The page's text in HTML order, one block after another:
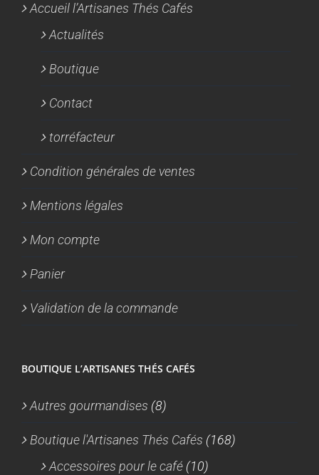
Accueil l’Artisanes Thés Cafés
Actualités
Boutique
Contact
torréfacteur
Condition générales de ventes
Mentions légales
Mon compte
Panier
Validation de la commande
BOUTIQUE L’ARTISANES THÉS CAFÉS
Autres gourmandises (8)
Boutique l'Artisanes Thés Cafés (168)
Accessoires pour le café (10)